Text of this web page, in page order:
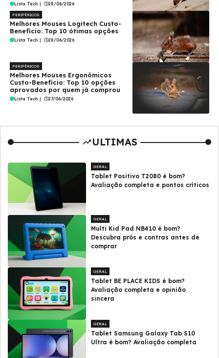
Lista Tech | 28/06/2026
PERIFÉRICOS
Melhores Mouses Logitech Custo-
Benefício: Top 10 ótimas opções
Lista Tech | 28/06/2026
PERIFÉRICOS
Melhores Mouses Ergonômicos
Custo-Benefício: Top 10 opções
aprovados por quem já comprou
Lista Tech | 27/06/2026
ULTIMAS
GERAL
Tablet Positivo T2080 é bom?
Avaliação completa e pontos críticos
GERAL
Multi Kid Pad NB410 é bom?
Descubra prós e contras antes de
comprar
GERAL
Tablet BE PLACE KIDS é bom?
Avaliação completa e opinião
sincera
GERAL
Tablet Samsung Galaxy Tab S10
Ultra é bom? Avaliação completa